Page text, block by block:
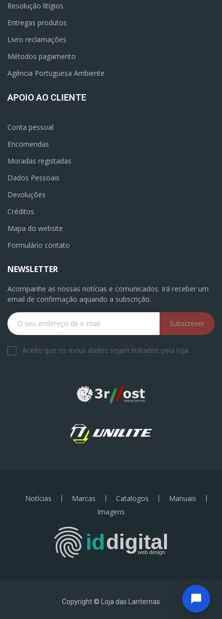
Resolução litígios
Entregas produtos
Livro reclamações
Métodos pagamento
Agência Portuguesa Ambiente
APOIO AO CLIENTE
Conta pessoal
Encomendas
Moradas registadas
Dados Pessoais
Devoluções
Créditos
Mapa do website
Formulário contato
NEWSLETTER
Acompanhe as nossas notícias e comunicados. Irá receber um
email de confirmação aquando a subscrição.
Subscrever
Aceito que os meus dados sejam tratados pela loja.
Notícias Marcas Catalogos
Manuais
Imagens
Copyright © Loja das Lanternas